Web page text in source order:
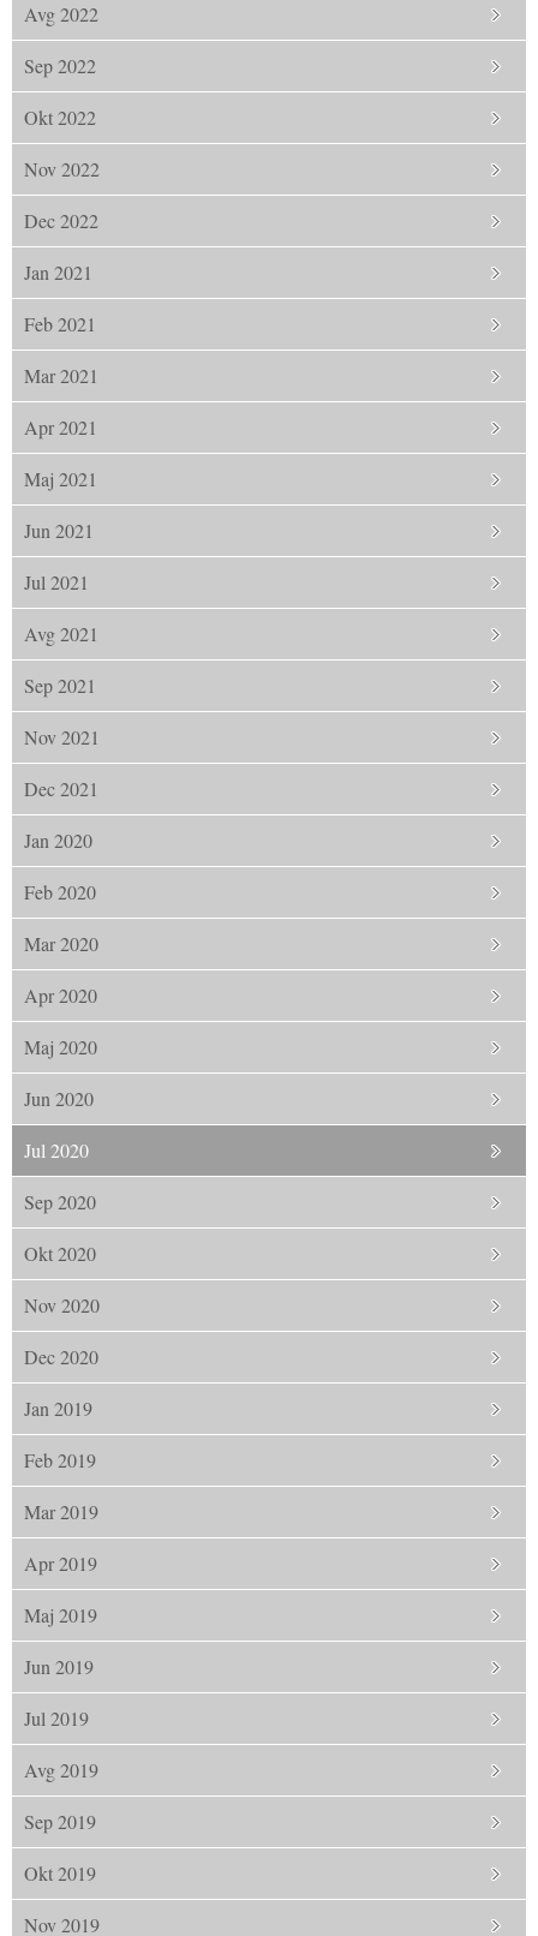
Avg 2022
Sep 2022
Okt 2022
Nov 2022
Dec 2022
Jan 2021
Feb 2021
Mar 2021
Apr 2021
Maj 2021
Jun 2021
Jul 2021
Avg 2021
Sep 2021
Nov 2021
Dec 2021
Jan 2020
Feb 2020
Mar 2020
Apr 2020
Maj 2020
Jun 2020
Jul 2020
Sep 2020
Okt 2020
Nov 2020
Dec 2020
Jan 2019
Feb 2019
Mar 2019
Apr 2019
Maj 2019
Jun 2019
Jul 2019
Avg 2019
Sep 2019
Okt 2019
Nov 2019